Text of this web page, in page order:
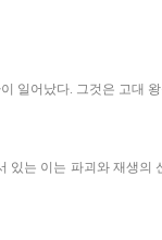
일어났다. 그것은 고대
이는 파괴와 재생의